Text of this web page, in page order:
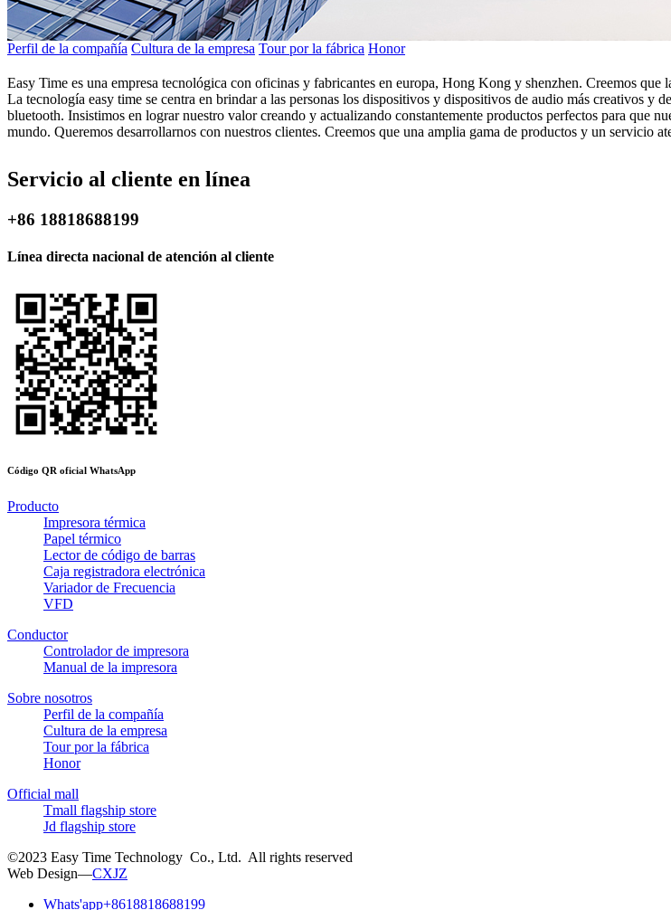
Perfil de la compañía Cultura de la empresa Tour por la fábrica Honor
Easy Time es una empresa tecnológica con oficinas y fabricantes en europa, Hong Kong y shenzhen. Creemos que
La tecnología easy time se centra en brindar a las personas los dispositivos y dispositivos de audio más creativos
bluetooth. Insistimos en lograr nuestro valor creando y actualizando constantemente productos perfectos para que
mundo. Queremos desarrollarnos con nuestros clientes. Creemos que una amplia gama de productos y un servicio
Servicio al cliente en línea
+86 18818688199
Línea directa nacional de atención al cliente
Código QR oficial WhatsApp
Producto
Impresora térmica
Papel térmico
Lector de código de barras
Caja registradora electrónica
Variador de Frecuencia
VFD
Conductor
Controlador de impresora
Manual de la impresora
Sobre nosotros
Perfil de la compañía
Cultura de la empresa
Tour por la fábrica
Honor
Official mall
Tmall flagship store
Jd flagship store
©2023 Easy Time Technology Co., Ltd. All rights reserved
Web Design—CXJZ
Whats'app+8618818688199